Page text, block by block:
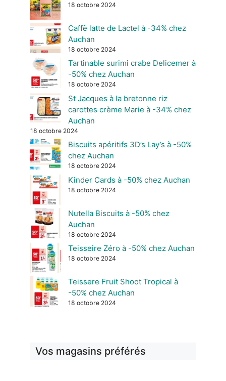
18 octobre 2024
Caffè latte de Lactel à -34% chez
Auchan
18 octobre 2024
Tartinable surimi crabe Delicemer à
-50% chez Auchan
18 octobre 2024
St Jacques à la bretonne riz
carottes crème Marie à -34% chez
Auchan
18 octobre 2024
Biscuits apéritifs 3D’s Lay’s à -50%
chez Auchan
18 octobre 2024
Kinder Cards à -50% chez Auchan
18 octobre 2024
Nutella Biscuits à -50% chez
Auchan
18 octobre 2024
Teisseire Zéro à -50% chez Auchan
18 octobre 2024
Teissere Fruit Shoot Tropical à
-50% chez Auchan
18 octobre 2024
Vos magasins préférés